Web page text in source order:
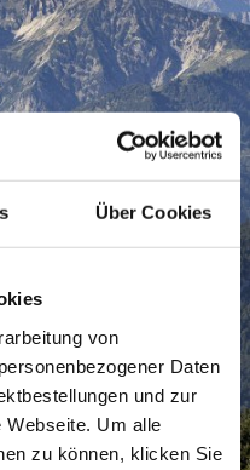
Über Cookies
von
Daten
und zur
Um alle
zu können, klicken Sie